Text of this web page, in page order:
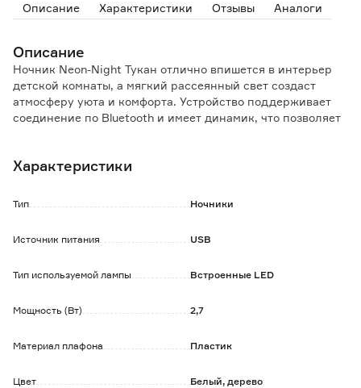
Описание Характеристики Отзывы Аналоги
Описание
Ночник Neon-Night Тукан отлично впишется в интерьер
детской комнаты, а мягкий рассеянный свет создаст
атмосферу уюта и комфорта. Устройство поддерживает
соединение по Bluetooth и имеет динамик, что позволяет
Особенности и преимущества:
Bluetooth;
усталости;
- время работы от 4 часов (на max яркости) до 24 часов (на
Характеристики
Тип Ночники
Источник питания USB
Тип используемой лампы Встроенные LED
Мощность (Вт) 2,7
Материал плафона Пластик
Цвет Белый, дерево